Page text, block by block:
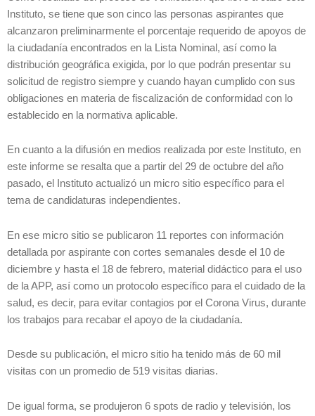
Instituto, se tiene que son cinco las personas aspirantes que
alcanzaron preliminarmente el porcentaje requerido de apoyos de
la ciudadanía encontrados en la Lista Nominal, así como la
distribución geográfica exigida, por lo que podrán presentar su
solicitud de registro siempre y cuando hayan cumplido con sus
obligaciones en materia de fiscalización de conformidad con lo
establecido en la normativa aplicable.
En cuanto a la difusión en medios realizada por este Instituto, en
este informe se resalta que a partir del 29 de octubre del año
pasado, el Instituto actualizó un micro sitio específico para el
tema de candidaturas independientes.
En ese micro sitio se publicaron 11 reportes con información
detallada por aspirante con cortes semanales desde el 10 de
diciembre y hasta el 18 de febrero, material didáctico para el uso
de la APP, así como un protocolo específico para el cuidado de la
salud, es decir, para evitar contagios por el Corona Virus, durante
los trabajos para recabar el apoyo de la ciudadanía.
Desde su publicación, el micro sitio ha tenido más de 60 mil
visitas con un promedio de 519 visitas diarias.
De igual forma, se produjeron 6 spots de radio y televisión, los